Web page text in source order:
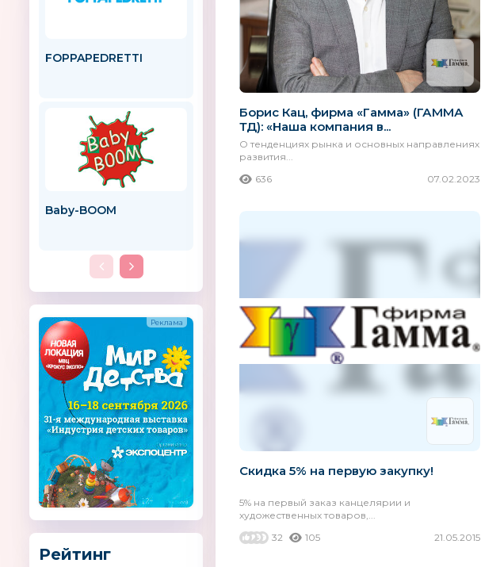
FOPPAPEDRETTI
Baby-BOOM
Ути-пути
Россия
Рейтинг
Борис Кац, фирма «Гамма» (ГАММА
ТД): «Наша компания в...
О тенденциях рынка и основных направлениях
развития...
636
07.02.2023
Скидка 5% на первую закупку!
5% на первый заказ канцелярии и
художественных товаров,...
32
105 21.05.2015